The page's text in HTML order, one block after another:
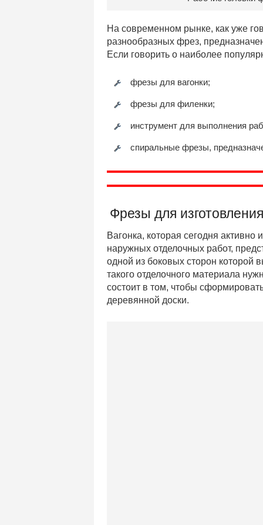
На современном рынке, как уже
разнообразных фрез,
Если говорить о наиболее
фрезы для вагонки;
фрезы для филенки;
инструмент для выполнения
спиральные фрезы,
Фрезы для
Вагонка, которая сегодня активно
наружных отделочных работ,
одной из боковых сторон которой
такого отделочного материала
состоит в том, чтобы
деревянной доски.